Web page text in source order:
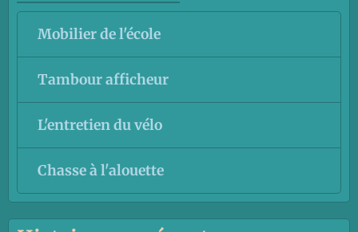
Mobilier de l'école
Tambour afficheur
L'entretien du vélo
Chasse à l'alouette